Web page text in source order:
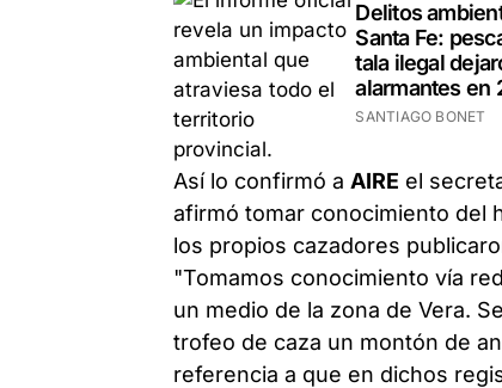
Delitos
Santa Fe:
tala ilegal
alarmantes en
SANTIAGO BONET
Así lo confirmó a AIRE el
afirmó tomar conocimiento del
los propios cazadores
"Tomamos conocimiento vía
un medio de la zona de Vera.
trofeo de caza un montón de
referencia a que en dichos